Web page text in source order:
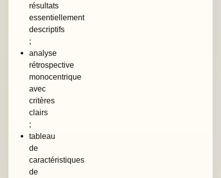
résultats
essentiellement
descriptifs
;
analyse
rétrospective
monocentrique
avec
critères
clairs
;
tableau
de
caractéristiques
de